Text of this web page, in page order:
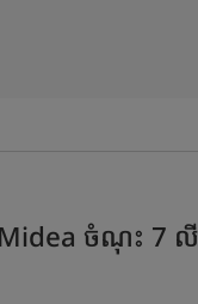
Midea ចំណុះ 7